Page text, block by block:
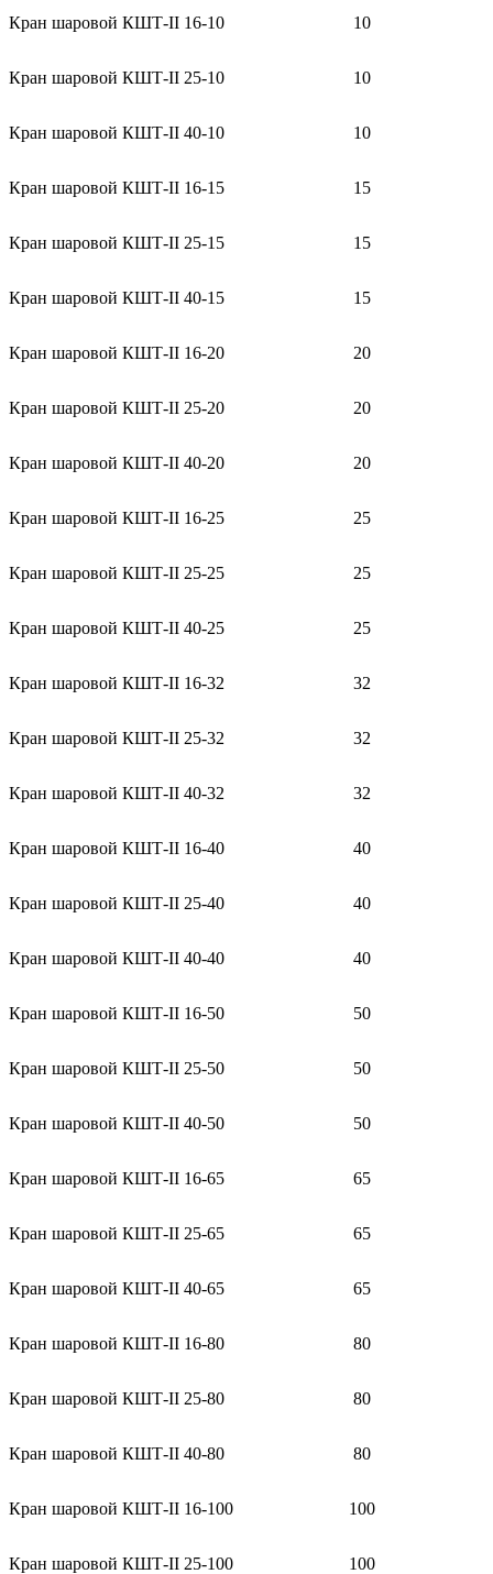
Кран шаровой КШТ-II 16-10 10
Кран шаровой КШТ-II 25-10 10
Кран шаровой КШТ-II 40-10 10
Кран шаровой КШТ-II 16-15 15
Кран шаровой КШТ-II 25-15 15
Кран шаровой КШТ-II 40-15 15
Кран шаровой КШТ-II 16-20 20
Кран шаровой КШТ-II 25-20 20
Кран шаровой КШТ-II 40-20 20
Кран шаровой КШТ-II 16-25 25
Кран шаровой КШТ-II 25-25 25
Кран шаровой КШТ-II 40-25 25
Кран шаровой КШТ-II 16-32 32
Кран шаровой КШТ-II 25-32 32
Кран шаровой КШТ-II 40-32 32
Кран шаровой КШТ-II 16-40 40
Кран шаровой КШТ-II 25-40 40
Кран шаровой КШТ-II 40-40 40
Кран шаровой КШТ-II 16-50 50
Кран шаровой КШТ-II 25-50 50
Кран шаровой КШТ-II 40-50 50
Кран шаровой КШТ-II 16-65 65
Кран шаровой КШТ-II 25-65 65
Кран шаровой КШТ-II 40-65 65
Кран шаровой КШТ-II 16-80 80
Кран шаровой КШТ-II 25-80 80
Кран шаровой КШТ-II 40-80 80
Кран шаровой КШТ-II 16-100 100
Кран шаровой КШТ-II 25-100 100